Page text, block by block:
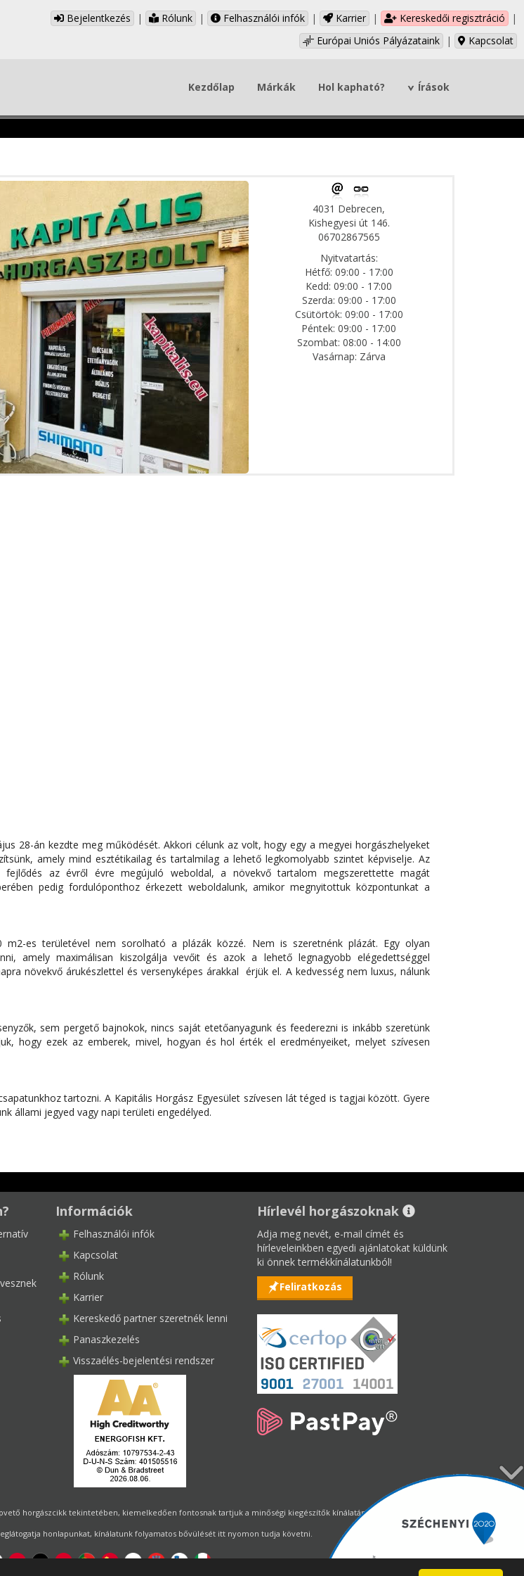
Bejelentkezés | Rólunk | Felhasználói infók | Karrier | Kereskedői regisztráció
|
Európai Uniós Pályázataink
| Kapcsolat
Kezdőlap Márkák Hol kapható? Írások
4031 Debrecen,
Kishegyesi út 146.
06702867565
Nyitvatartás:
Hétfő: 09:00 - 17:00
Kedd: 09:00 - 17:00
Szerda: 09:00 - 17:00
Csütörtök: 09:00 - 17:00
Péntek: 09:00 - 17:00
Szombat: 08:00 - 14:00
Vasárnap: Zárva
28-án kezdte meg működését. Akkori célunk az volt, hogy egy a megyei horgászhelyeket
amely mind esztétikailag és tartalmilag a lehető legkomolyabb szintet képviselje. Az
az évről évre megújuló weboldal, a növekvő tartalom megszerettette magát
pedig fordulóponthoz érkezett weboldalunk, amikor megnyitottuk központunkat a
m2-es területével nem sorolható a plázák közzé. Nem is szeretnénk plázát. Egy olyan
amely maximálisan kiszolgálja vevőit és azok a lehető legnagyobb elégedettséggel
növekvő árukészlettel és versenyképes árakkal érjük el. A kedvesség nem luxus, nálunk
sem pergető bajnokok, nincs saját etetőanyagunk és feederezni is inkább szeretünk
hogy ezek az emberek, mivel, hogyan és hol érték el eredményeiket, melyet szívesen
tartozni. A Kapitális Horgász Egyesület szívesen lát téged is tagjai között. Gyere
állami jegyed vagy napi területi engedélyed.
Információk
Felhasználói infók
Kapcsolat
Rólunk
Karrier
Kereskedő partner szeretnék lenni
Panaszkezelés
Visszaélés-bejelentési rendszer
Hírlevél horgászoknak
Adja meg nevét, e-mail címét és
hírleveleinkben egyedi ajánlatokat küldünk
ki önnek termékkínálatunkból!
Feliratkozás
horgászcikk tekintetében, kiemelkedően fontosnak tartjuk a minőségi kiegészítők kínálatának állandó biztosítását.
honlapunkat, kínálatunk folyamatos bővülését itt nyomon tudja követni.